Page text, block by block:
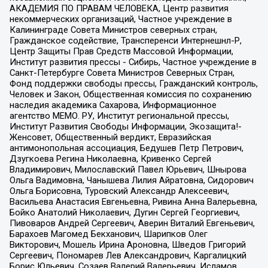
АКАДЕМИЯ ПО ПРАВАМ ЧЕЛОВЕКА, Центр развития
некоммерческих организаций, Частное учреждение в
Калининграде Совета Министров северных стран,
Гражданское содействие, Трансперенси Интернешнл-Р,
Центр Защиты Прав Средств Массовой Информации,
Институт развития прессы - Сибирь, Частное учреждение в
Санкт-Петербурге Совета Министров Северных Стран,
Фонд поддержки свободы прессы, Гражданский контроль,
Человек и Закон, Общественная комиссия по сохранению
наследия академика Сахарова, Информационное
агентство МЕМО. РУ, Институт региональной прессы,
Институт Развития Свободы Информации, Экозащита!-
Женсовет, Общественный вердикт, Евразийская
антимонопольная ассоциация, Бедушев Петр Петрович,
Дзугкоева Регина Николаевна, Кривенко Сергей
Владимирович, Милославский Павел Юрьевич, Шнырова
Ольга Вадимовна, Чанышева Лилия Айратовна, Сидорович
Ольга Борисовна, Туровский Александр Алексеевич,
Васильева Анастасия Евгеньевна, Ривина Анна Валерьевна,
Бойко Анатолий Николаевич, Дугин Сергей Георгиевич,
Пивоваров Андрей Сергеевич, Аверин Виталий Евгеньевич,
Барахоев Магомед Бекханович, Шарипков Олег
Викторович, Мошель Ирина Ароновна, Шведов Григорий
Сергеевич, Пономарев Лев Александрович, Каргалицкий